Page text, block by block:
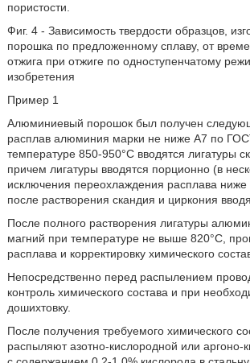
пористости.
Фиг. 4 - Зависимость твердости образцов,
порошка по предложенному сплаву, от
отжига при отжиге по одноступенчатому
изобретения
Пример 1
Алюминиевый порошок был получен
расплав алюминия марки не ниже А7 по
температуре 850-950°С вводятся лигатуры
причем лигатуры вводятся порционно (в
исключения переохлаждения расплава ниже
после растворения скандия и циркония
После полного растворения лигатуры
магний при температуре не выше 820°С,
расплава и корректировку химического
Непосредственно перед распылением
контроль химического состава и при
дошихтовку.
После получения требуемого химического
распыляют азотно-кислородной или аргоно-